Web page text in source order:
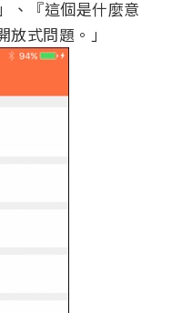
、『這個是什麼意
式問題。」